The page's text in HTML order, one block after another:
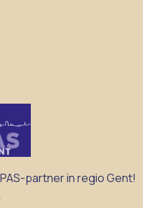
partner in regio Gent!